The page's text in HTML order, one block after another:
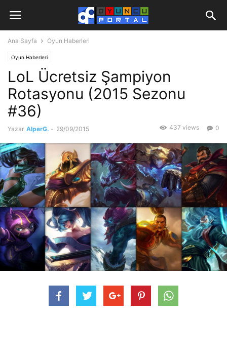
Ana Sayfa Oyun Haberleri
Oyun Haberleri
LoL Ücretsiz Şampiyon
Rotasyonu (2015 Sezonu
#36)
Yazar AlperG. - 29/09/2015 0
437 views